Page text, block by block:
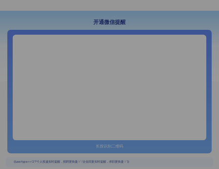
开通微信提醒
长按识别二维码
{{usertype=='2'?'个人投递实时提醒，招聘更快捷！':'企业回复实时提醒，求职更快捷！'}}